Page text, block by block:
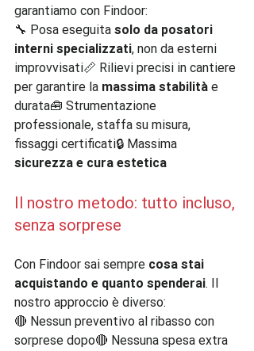
garantiamo con Findoor:
🔧 Posa eseguita solo da posatori
interni specializzati, non da esterni
improvvisati📏 Rilievi precisi in cantiere
per garantire la massima stabilità e
durata🧰 Strumentazione
professionale, staffa su misura,
fissaggi certificati🔒 Massima
sicurezza e cura estetica
Il nostro metodo: tutto incluso,
senza sorprese
Con Findoor sai sempre cosa stai
acquistando e quanto spenderai. Il
nostro approccio è diverso:
🔴 Nessun preventivo al ribasso con
sorprese dopo🔴 Nessuna spesa extra